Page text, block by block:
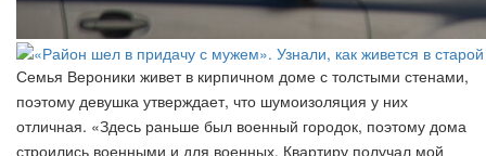
Семья Вероники живет в кирпичном доме с толстыми стенами,
поэтому девушка утверждает, что шумоизоляция у них
отличная. «Здесь раньше был военный городок, поэтому дома
строились военными и для военных. Квартиру получал мой